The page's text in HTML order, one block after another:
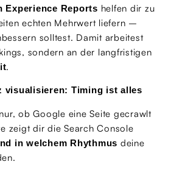
Experience Reports helfen dir zu
echten Mehrwert liefern –
solltest. Damit arbeitest
sondern an der langfristigen
.
visualisieren: Timing ist alles
ob Google eine Seite gecrawlt
zeigt dir die Search Console
in welchem Rhythmus deine